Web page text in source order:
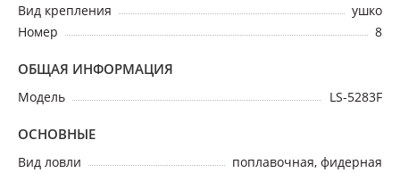
Вид крепления
ушко
Номер
8
ОБЩАЯ ИНФОРМАЦИЯ
Модель LS-5283F
ОСНОВНЫЕ
Вид ловли
поплавочная, фидерная